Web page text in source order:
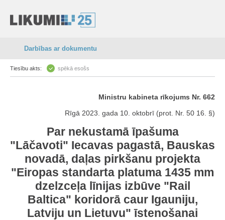
Darbības ar dokumentu
Tiesību akts: spēkā esošs
Ministru kabineta rīkojums Nr. 662
Rīgā 2023. gada 10. oktobrī (prot. Nr. 50 16. §)
Par nekustamā īpašuma
"Lāčavoti" Iecavas pagastā, Bauskas
novadā, daļas pirkšanu projekta
"Eiropas standarta platuma 1435 mm
dzelzceļa līnijas izbūve "Rail
Baltica" koridorā caur Igauniju,
Latviju un Lietuvu" īstenošanai